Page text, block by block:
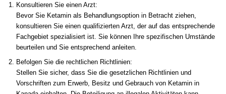
Konsultieren Sie einen Arzt:
Bevor Sie Ketamin als Behandlungsoption in Betracht ziehen,
konsultieren Sie einen qualifizierten Arzt, der auf das entsprechende
Fachgebiet spezialisiert ist Sie können Ihre spezifischen Umstände
beurteilen und Sie entsprechend anleiten
Befolgen Sie die rechtlichen Richtlinien:
Stellen Sie sicher, dass Sie die gesetzlichen Richtlinien und
Vorschriften zum Erwerb, Besitz und Gebrauch von Ketamin in